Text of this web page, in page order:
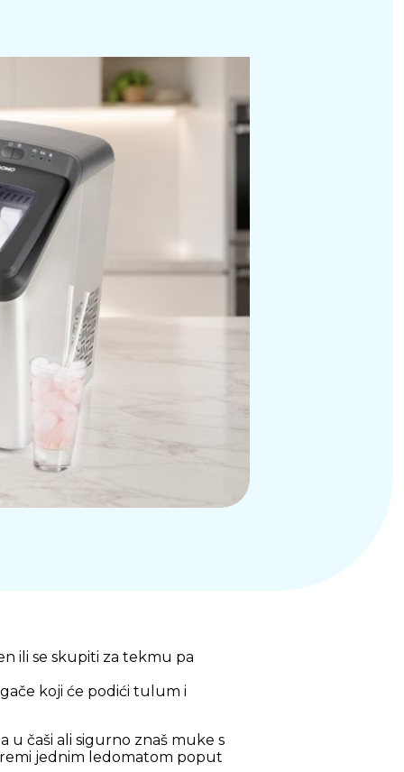
ili se skupiti za tekmu pa
koji će podići tulum i
u čaši ali sigurno znaš muke s
jednim ledomatom poput